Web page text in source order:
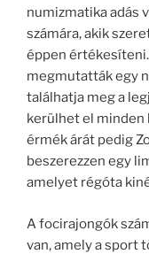
numizmatika adás
számára, akik
éppen
megmutatták egy
találhatja meg a
kerülhet el minden
érmék árát pedig
beszerezzen egy
amelyet régóta
A focirajongók
van, amely a sport